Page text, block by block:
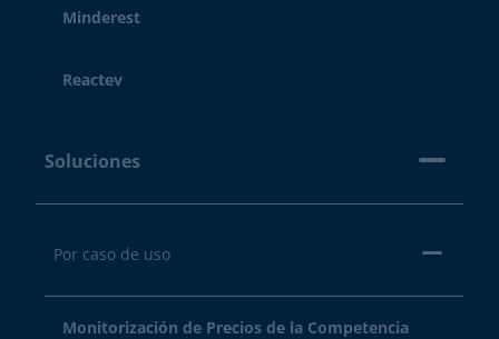
Minderest
Reactev
Soluciones
Por caso de uso
Monitorización de Precios de la Competencia